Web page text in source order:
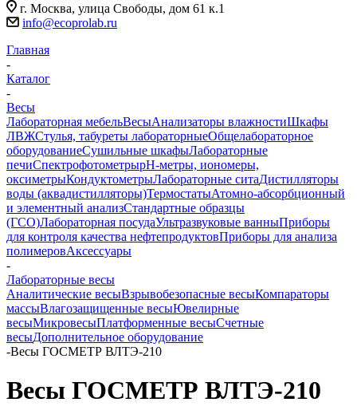
г. Москва, улица Свободы, дом 61 к.1
info@ecoprolab.ru
Главная
-
Каталог
-
Весы
Лабораторная мебельВесыАнализаторы влажностиШкафы
ЛВЖСтулья, табуреты лабораторныеОбщелабораторное
оборудованиеСушильные шкафыЛабораторные
печиСпектрофотометрыpH-метры, иономеры,
оксиметрыКондуктометрыЛабораторные ситаДистилляторы
воды (аквадистилляторы)ТермостатыАтомно-абсорбционный
и элементный анализСтандартные образцы
(ГСО)Лабораторная посудаУльтразвуковые ванныПриборы
для контроля качества нефтепродуктовПриборы для анализа
полимеровАксессуары
-
Лабораторные весы
Аналитические весыВзрывобезопасные весыКомпараторы
массыВлагозащищенные весыЮвелирные
весыМикровесыПлатформенные весыСчетные
весыДополнительное оборудование
-Весы ГОСМЕТР ВЛТЭ-210
Весы ГОСМЕТР ВЛТЭ-210